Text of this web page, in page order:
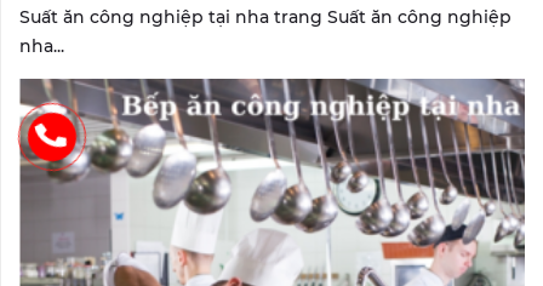
Suất ăn công nghiệp tại nha trang Suất ăn công nghiệp
nha...